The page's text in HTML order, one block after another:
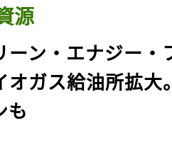
源
ーン・エナジー・
オガス給油所拡大
も